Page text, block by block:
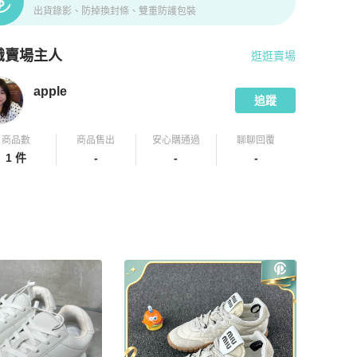
出貨錄影、防掉換封條、雙重防護包裝
賣場主人
拍拍圈嚴選賣家
逛逛賣場
apple
追蹤
商品數
1 件
商品售出
-
安心購通過
-
聊聊回覆
-